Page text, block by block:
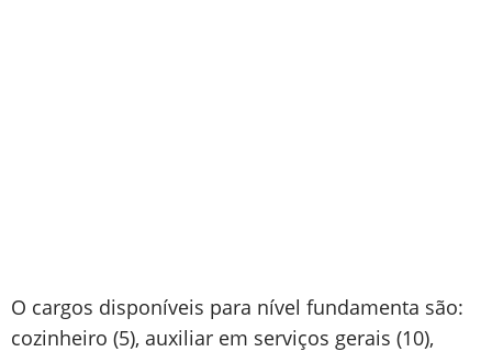
O cargos disponíveis para nível fundamenta são:
cozinheiro (5), auxiliar em serviços gerais (10),